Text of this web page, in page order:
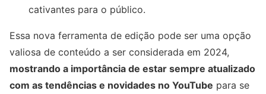
cativantes para o público.
Essa nova ferramenta de edição pode ser uma opção
valiosa de conteúdo a ser considerada em 2024,
mostrando a importância de estar sempre atualizado
com as tendências e novidades no YouTube para se